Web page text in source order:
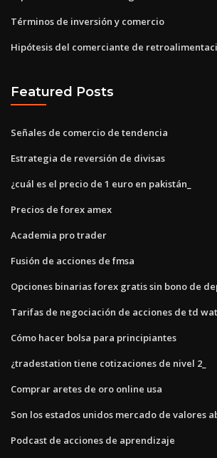
Términos de inversión y comercio
Hipótesis del comerciante de
Featured Posts
Señales de comercio de tendencia
Estrategia de reversión de divisas
¿cuál es el precio de 1 euro en pakistán_
Precios de forex amex
Academia pro trader
Fusión de acciones de fmsa
Opciones binarias forex gratis sin bono de
Tarifas de negociación de acciones de td
Cómo hacer bolsa para principiantes
¿tradestation tiene cotizaciones de nivel 2_
Comprar aretes de oro online usa
Son los estados unidos mercado de valores
Podcast de acciones de aprendizaje